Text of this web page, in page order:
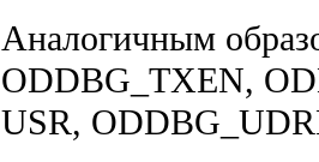
Аналогичным
ODDBG_TXEN,
USR,